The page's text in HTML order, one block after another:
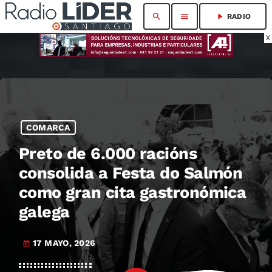
X
search menu play_arrow RADIO
COMARCA
Preto de 6.000 racións
consolida a Festa do Salmón
como gran cita gastronómica
galega
today 17 MAYO, 2026